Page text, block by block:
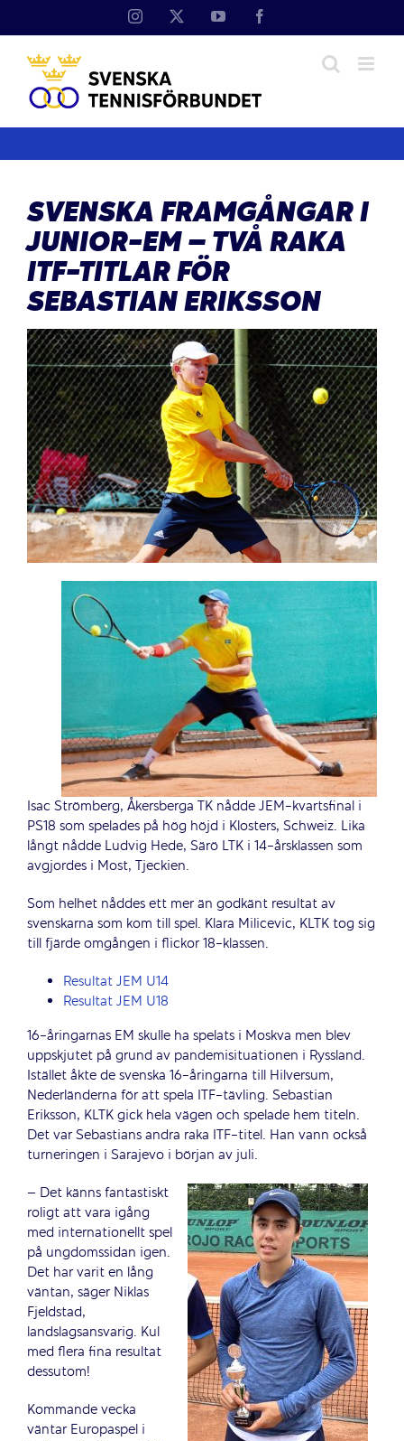
Instagram YouTube
SVENSKA FRAMGÅNGAR I
JUNIOR-EM – TVÅ RAKA
ITF-TITLAR FÖR
SEBASTIAN ERIKSSON
Isac Strömberg, Åkersberga TK nådde JEM-kvartsfinal i
PS18 som spelades på hög höjd i Klosters, Schweiz. Lika
långt nådde Ludvig Hede, Särö LTK i 14-årsklassen som
avgjordes i Most, Tjeckien.
Som helhet nåddes ett mer än godkänt resultat av
svenskarna som kom till spel. Klara Milicevic, KLTK tog sig
till fjärde omgången i flickor 18-klassen.
Resultat JEM U14
Resultat JEM U18
16-åringarnas EM skulle ha spelats i Moskva men blev
uppskjutet på grund av pandemisituationen i Ryssland.
Istället åkte de svenska 16-åringarna till Hilversum,
Nederländerna för att spela ITF-tävling. Sebastian
Eriksson, KLTK gick hela vägen och spelade hem titeln.
Det var Sebastians andra raka ITF-titel. Han vann också
turneringen i Sarajevo i början av juli.
– Det känns fantastiskt
roligt att vara igång
med internationellt spel
på ungdomssidan igen.
Det har varit en lång
väntan, säger Niklas
Fjeldstad,
landslagsansvarig. Kul
med flera fina resultat
dessutom!
Kommande vecka
väntar Europaspel i